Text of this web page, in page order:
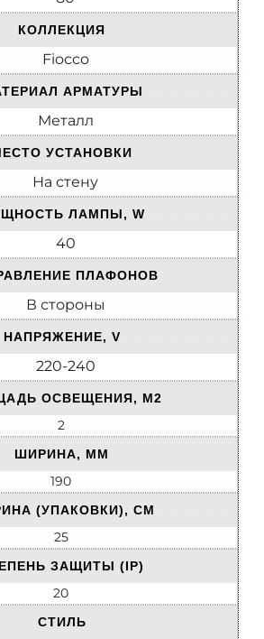
КОЛЛЕКЦИЯ
Fiocco
АРМАТУРЫ
Металл
УСТАНОВКИ
На стену
ЛАМПЫ, W
40
ПЛАФОНОВ
В стороны
НАПРЯЖЕНИЕ, V
220-240
ОСВЕЩЕНИЯ, М2
2
ШИРИНА, ММ
190
(УПАКОВКИ), СМ
25
ЗАЩИТЫ (IP)
20
СТИЛЬ